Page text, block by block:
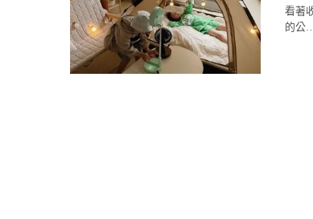
看著
的公…